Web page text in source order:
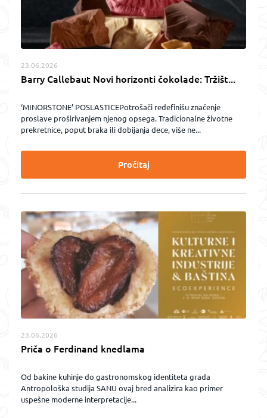
23.06.2026
Barry Callebaut Novi horizonti čokolade: Tržišt...
‘MINORSTONE’ POSLASTICEPotrošači redefinišu značenje
proslave proširivanjem njenog opsega. Tradicionalne životne
prekretnice, poput braka ili dobijanja dece, više ne...
Pročitaj
23.06.2026
Priča o Ferdinand knedlama
Od bakine kuhinje do gastronomskog identiteta grada
Antropološka studija SANU ovaj bred analizira kao primer
uspešne moderne interpretacije...